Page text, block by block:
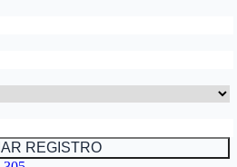
REGISTRO